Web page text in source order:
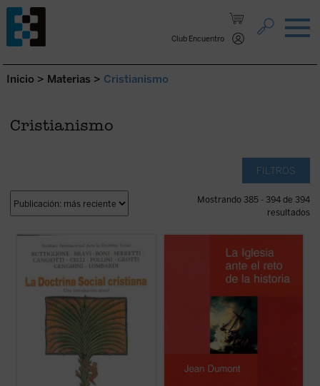
Club Encuentro
Saltar al contenido.
Inicio > Materias > Cristianismo
Cristianismo
FILTROS
Mostrando 385 - 394 de 394
resultados
«La Iglesia conoce, gracias al Evangelio, la
verdad sobre el hombre. Esta consiste en
una antropología que la Iglesia no cesa de
primordial de esta antropología es que el
hombre es imagen de Dios, que es ...
pensamiento ha intentado hacer coincidir la
historia con sus propias tesis,
desfigurando los hechos e incluso
inventándolos cuando parecía necesario.
Desde hace más de veinte años, Jean
(ver ficha)